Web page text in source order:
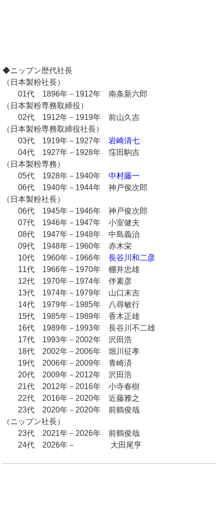
◆ニップン歴代社長
（日本製粉社長）
01代 1896年－1912年 南条新六郎
（日本製粉専務取締役）
02代 1912年－1919年 前山久吉
（日本製粉専務取締役社長）
03代 1919年－1927年 岩崎清七
04代 1927年－1928年 窪田駒吉
（日本製粉専務）
05代 1928年－1940年 中村藤一
06代 1940年－1944年 神戸俊次郎
（日本製粉社長）
06代 1945年－1946年 神戸俊次郎
07代 1946年－1947年 小室健夫
08代 1947年－1948年 中島義治
09代 1948年－1960年 赤木栄
10代 1960年－1966年 長谷川和二彦
11代 1966年－1970年 棚井忠雄
12代 1970年－1974年 伴素彦
13代 1974年－1979年 山口末吉
14代 1979年－1985年 八尋敏行
15代 1985年－1989年 香木正雄
16代 1989年－1993年 長谷川不二雄
17代 1993年－2002年 沢田浩
18代 2002年－2006年 堀川征孝
19代 2006年－2009年 青崎済
20代 2009年－2012年 沢田浩
21代 2012年－2016年 小寺春樹
22代 2016年－2020年 近藤雅之
23代 2020年－2020年 前鶴俊哉
（ニップン社長）
23代 2021年－2026年 前鶴俊哉
24代 2026年－ 大田尾亨